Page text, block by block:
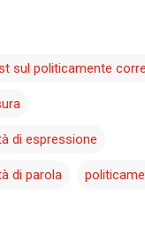
sul politicamente
di espressione
di parola